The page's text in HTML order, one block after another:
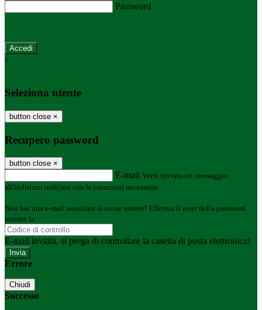
Password
-
Seleziona utente
button close ×
Recupero password
button close ×
E-mail Verrà inviato un messaggio
all'indirizzo indicato con le istruzioni necessarie.
Non hai una e-mail associata al nome utente? Effettua il reset della password
tramite la
E-mail inviata, si prega di controllare la casella di posta elettronica!
Errore
Chiudi
Successo